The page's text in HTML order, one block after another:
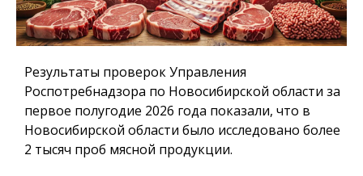
Результаты проверок Управления
Роспотребнадзора по Новосибирской области за
первое полугодие 2026 года показали, что в
Новосибирской области было исследовано более
2 тысяч проб мясной продукции.